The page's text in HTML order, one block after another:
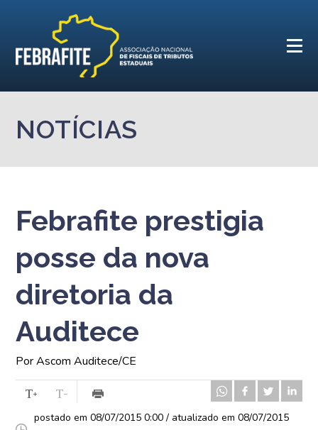
NOTÍCIAS
Febrafite prestigia
posse da nova
diretoria da
Auditece
Por Ascom Auditece/CE
postado em 08/07/2015 0:00 / atualizado em 08/07/2015